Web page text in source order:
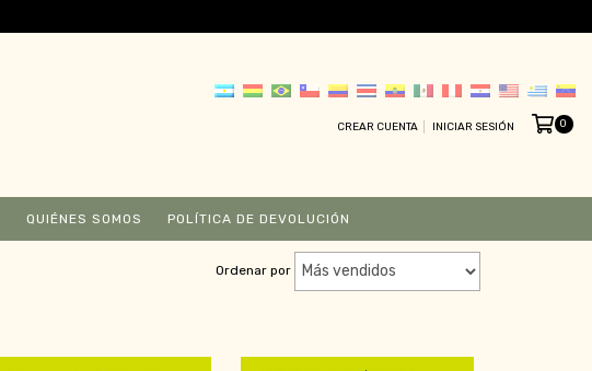
CREAR CUENTA INICIAR SESIÓN 0
QUIÉNES SOMOS POLÍTICA DE DEVOLUCIÓN
Ordenar por